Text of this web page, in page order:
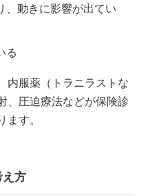
、動きに影響が出てい
る
内服薬（トラニラストな
、圧迫療法などが保険診
ます。
え方